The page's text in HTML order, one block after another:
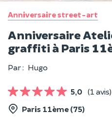
Anniversaire street-art
Anniversaire
graffiti à Paris
Par : Hugo
5,0 (1 avis)
Paris 11ème (75)